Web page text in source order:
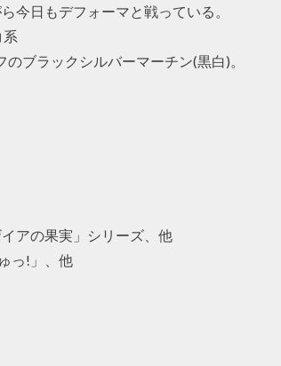
今日もデフォーマと戦っている。
ブラックシルバーマーチン(黒白)。
アの果実」シリーズ、他
っ!」、他